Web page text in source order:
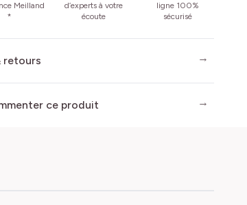
Meilland
*
d’experts à votre
écoute
ligne 100%
sécurisé
retours
ce produit